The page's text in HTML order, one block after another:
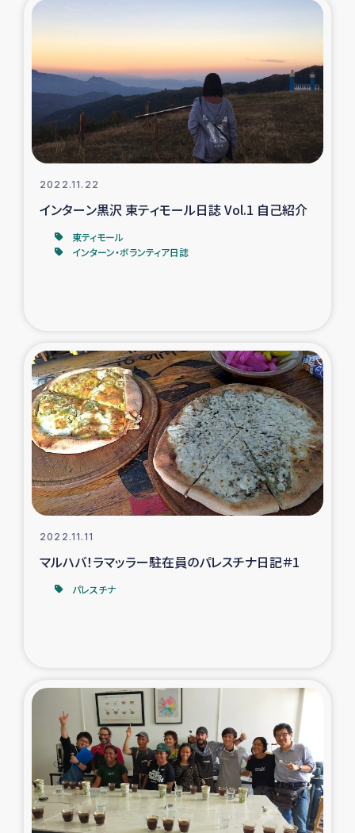
デニヤヤ小規模紅茶農家支援
コーヒー生産者支援
アイナロ県マウベシ郡でのコーヒー畑改善事業
ベイルート大規模爆発被災者支援
2022.11.22
インターン黒沢 東ティモール日誌 Vol.1 自己紹介
東ティモール
インターン・ボランティア日誌
2022.11.11
マルハバ！ラマッラー駐在員のパレスチナ日記＃1
パレスチナ